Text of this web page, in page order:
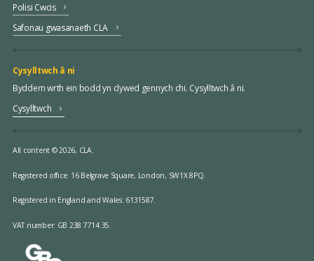
Polisi Cwcis
Safonau gwasanaeth CLA
Cysylltwch â ni
Byddem wrth ein bodd yn clywed gennych chi. Cysylltwch â ni.
Cysylltwch
All content © 2026, CLA.
Registered office: 16 Belgrave Square, London, SW1X 8PQ.
Registered in England and Wales: 6131587.
VAT number: GB 238 7714 35.